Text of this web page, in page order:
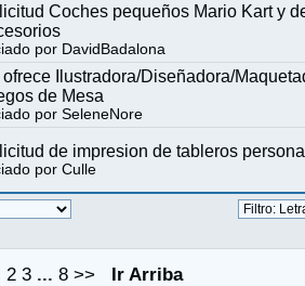
Coches pequeños Mario Kart y
por DavidBadalona
ofrece Ilustradora/Diseñadora/
de Mesa
por SeleneNore
de impresion de tableros
por Culle
2 3 ...8 >> Ir Arriba